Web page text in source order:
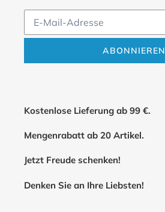
ABONNIEREN
Kostenlose Lieferung ab 99 €.
Mengenrabatt ab 20 Artikel.
Jetzt Freude schenken!
Denken Sie an Ihre Liebsten!